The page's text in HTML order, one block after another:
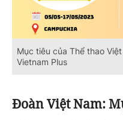
Mục tiêu của Thể thao
Vietnam Plus
Đoàn Việt Nam: